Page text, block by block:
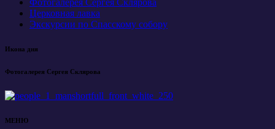
Фотогалерея Сергея Склярова
Церковная лавка
Экскурсии по Спасскому собору
Икона дня
Фотогалерея Сергея Склярова
МЕНЮ